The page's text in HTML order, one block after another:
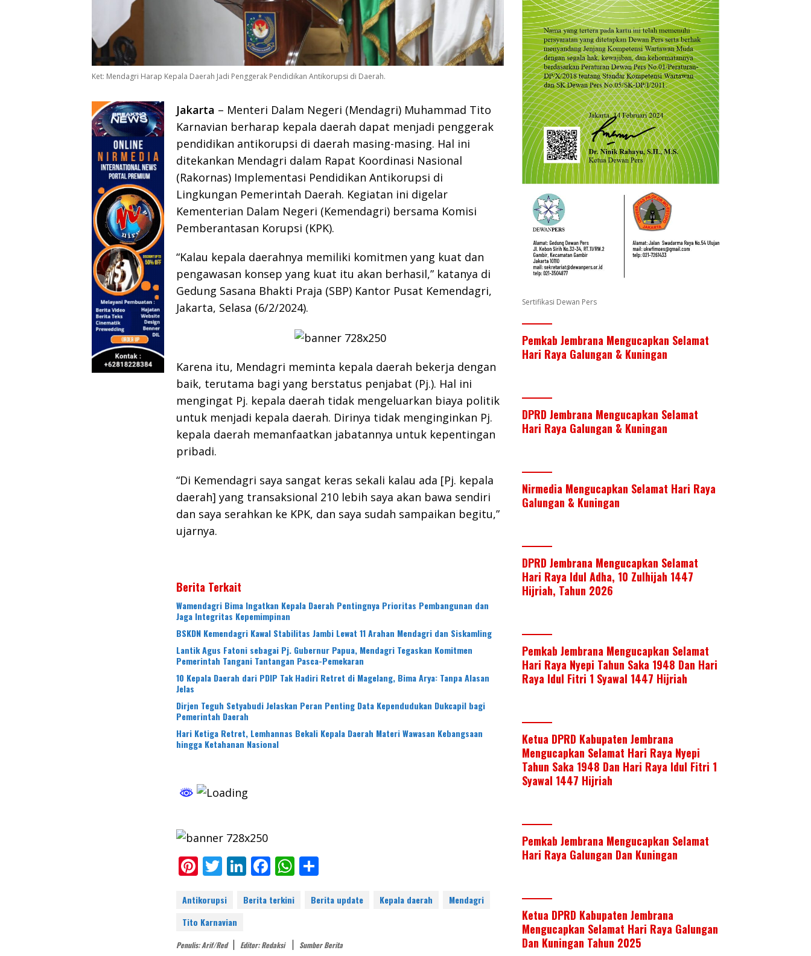
Ket: Mendagri Harap Kepala Daerah Jadi Penggerak Pendidikan Antikorupsi di Daerah.
Jakarta – Menteri Dalam Negeri (Mendagri) Muhammad Tito
Karnavian berharap kepala daerah dapat menjadi penggerak
pendidikan antikorupsi di daerah masing-masing. Hal ini
ditekankan Mendagri dalam Rapat Koordinasi Nasional
(Rakornas) Implementasi Pendidikan Antikorupsi di
Lingkungan Pemerintah Daerah. Kegiatan ini digelar
Kementerian Dalam Negeri (Kemendagri) bersama Komisi
Pemberantasan Korupsi (KPK).
“Kalau kepala daerahnya memiliki komitmen yang kuat dan
pengawasan konsep yang kuat itu akan berhasil,” katanya di
Gedung Sasana Bhakti Praja (SBP) Kantor Pusat Kemendagri,
Jakarta, Selasa (6/2/2024).
Karena itu, Mendagri meminta kepala daerah bekerja dengan
baik, terutama bagi yang berstatus penjabat (Pj.). Hal ini
mengingat Pj. kepala daerah tidak mengeluarkan biaya politik
untuk menjadi kepala daerah. Dirinya tidak menginginkan Pj.
kepala daerah memanfaatkan jabatannya untuk kepentingan
pribadi.
“Di Kemendagri saya sangat keras sekali kalau ada [Pj. kepala
daerah] yang transaksional 210 lebih saya akan bawa sendiri
dan saya serahkan ke KPK, dan saya sudah sampaikan begitu,”
ujarnya.
Berita Terkait
Wamendagri Bima Ingatkan Kepala Daerah Pentingnya Prioritas Pembangunan dan
Jaga Integritas Kepemimpinan
BSKDN Kemendagri Kawal Stabilitas Jambi Lewat 11 Arahan Mendagri dan Siskamling
Lantik Agus Fatoni sebagai Pj. Gubernur Papua, Mendagri Tegaskan Komitmen
Pemerintah Tangani Tantangan Pasca-Pemekaran
10 Kepala Daerah dari PDIP Tak Hadiri Retret di Magelang, Bima Arya: Tanpa Alasan
Jelas
Dirjen Teguh Setyabudi Jelaskan Peran Penting Data Kependudukan Dukcapil bagi
Pemerintah Daerah
Hari Ketiga Retret, Lemhannas Bekali Kepala Daerah Materi Wawasan Kebangsaan
hingga Ketahanan Nasional
Pi
er
e
st
T
itt
er
Li
k
dI
F
e
o
W
at
A
ar
Antikorupsi Berita terkini Berita update Kepala daerah
Mendagri
Tito Karnavian
Penulis: Arif/red Editor: Redaksi Sumber Berita
Sertifikasi Dewan Pers
Pemkab Jembrana Mengucapkan Selamat
Hari Raya Galungan & Kuningan
DPRD Jembrana Mengucapkan Selamat
Hari Raya Galungan & Kuningan
Nirmedia Mengucapkan Selamat Hari Raya
Galungan & Kuningan
DPRD Jembrana Mengucapkan Selamat
Hari Raya Idul Adha, 10 Zulhijah 1447
Hijriah, Tahun 2026
Pemkab Jembrana Mengucapkan Selamat
Hari Raya Nyepi Tahun Saka 1948 Dan Hari
Raya Idul Fitri 1 Syawal 1447 Hijriah
Ketua DPRD Kabupaten Jembrana
Mengucapkan Selamat Hari Raya Nyepi
Tahun Saka 1948 Dan Hari Raya Idul Fitri 1
Syawal 1447 Hijriah
Pemkab Jembrana Mengucapkan Selamat
Hari Raya Galungan Dan Kuningan
Ketua DPRD Kabupaten Jembrana
Mengucapkan Selamat Hari Raya Galungan
Dan Kuningan Tahun 2025